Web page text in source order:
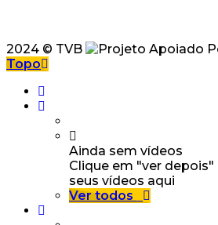
2024 © TVB
Topo
Ainda sem vídeos
Clique em "ver depois"
seus vídeos aqui
Ver todos